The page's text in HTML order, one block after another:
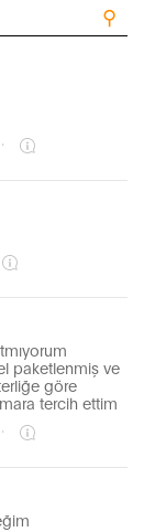
⚲
·
paketlenmiş ve
göre
tercih ettim
·